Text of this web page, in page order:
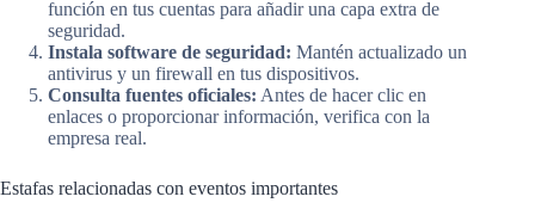
función en tus cuentas para añadir una capa extra de
seguridad.
Instala software de seguridad: Mantén actualizado un
antivirus y un firewall en tus dispositivos.
Consulta fuentes oficiales: Antes de hacer clic en
enlaces o proporcionar información, verifica con la
empresa real.
Estafas relacionadas con eventos importantes